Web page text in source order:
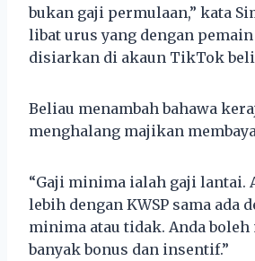
bukan gaji permulaan,” kata
libat urus yang dengan
disiarkan di akaun TikTok
Beliau menambah bahawa
menghalang majikan
“Gaji minima ialah gaji lantai.
lebih dengan KWSP sama ada
minima atau tidak. Anda boleh
banyak bonus dan insentif.”